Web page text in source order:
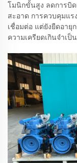
โมนิกขั้นสูง ลดการบิ
สะอาด การควบคุมแ
เชื่อมต่อ แต่ยังยืดอายุ
ความเครียดเกินจำเ